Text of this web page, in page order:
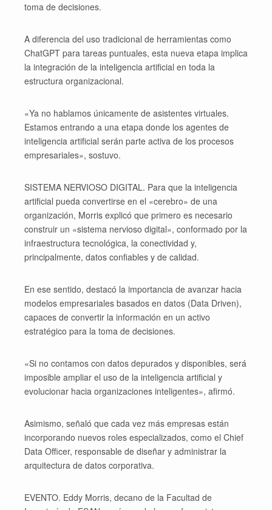
toma de decisiones.
A diferencia del uso tradicional de herramientas como
ChatGPT para tareas puntuales, esta nueva etapa implica
la integración de la inteligencia artificial en toda la
estructura organizacional.
«Ya no hablamos únicamente de asistentes virtuales.
Estamos entrando a una etapa donde los agentes de
inteligencia artificial serán parte activa de los procesos
empresariales», sostuvo.
SISTEMA NERVIOSO DIGITAL. Para que la inteligencia
artificial pueda convertirse en el «cerebro» de una
organización, Morris explicó que primero es necesario
construir un «sistema nervioso digital», conformado por la
infraestructura tecnológica, la conectividad y,
principalmente, datos confiables y de calidad.
En ese sentido, destacó la importancia de avanzar hacia
modelos empresariales basados en datos (Data Driven),
capaces de convertir la información en un activo
estratégico para la toma de decisiones.
«Si no contamos con datos depurados y disponibles, será
imposible ampliar el uso de la inteligencia artificial y
evolucionar hacia organizaciones inteligentes», afirmó.
Asimismo, señaló que cada vez más empresas están
incorporando nuevos roles especializados, como el Chief
Data Officer, responsable de diseñar y administrar la
arquitectura de datos corporativa.
EVENTO. Eddy Morris, decano de la Facultad de